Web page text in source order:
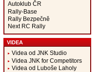
Autoklub ČR
Rally-Base
Rally Bezpečně
Next RC Rally
VIDEA
Videa od JNK Studio
Videa JNK for Competitors
Videa od Luboše Laholy